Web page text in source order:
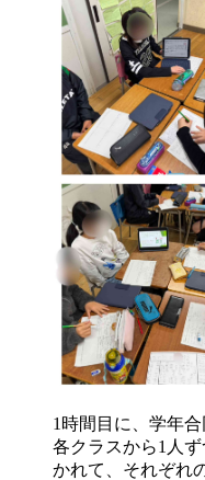
1時間目に、学年
各クラスから1人
かれて、それぞれ